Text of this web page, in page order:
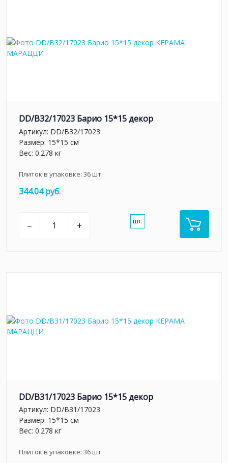
DD/B32/17023 Барио 15*15 декор
Артикул: DD/B32/17023
Размер: 15*15 см
Вес: 0.278 кг
Плиток в упаковке: 36шт
344.04 руб.
– + шт.
DD/B31/17023 Барио 15*15 декор
Артикул: DD/B31/17023
Размер: 15*15 см
Вес: 0.278 кг
Плиток в упаковке: 36шт